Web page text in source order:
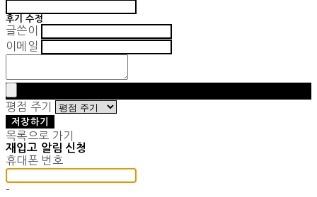
후기 수정
글쓴이
이메일
평점 주기
저장하기
목록으로 가기
재입고 알림 신청
휴대폰 번호
-